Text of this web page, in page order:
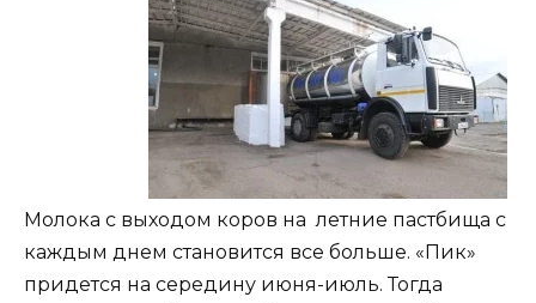
Молока с выходом коров на летние пастбища с
каждым днем становится все больше. «Пик»
придется на середину июня-июль. Тогда